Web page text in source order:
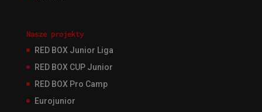
Nasze projekty
RED BOX Junior Liga
RED BOX CUP Junior
RED BOX Pro Camp
Eurojunior